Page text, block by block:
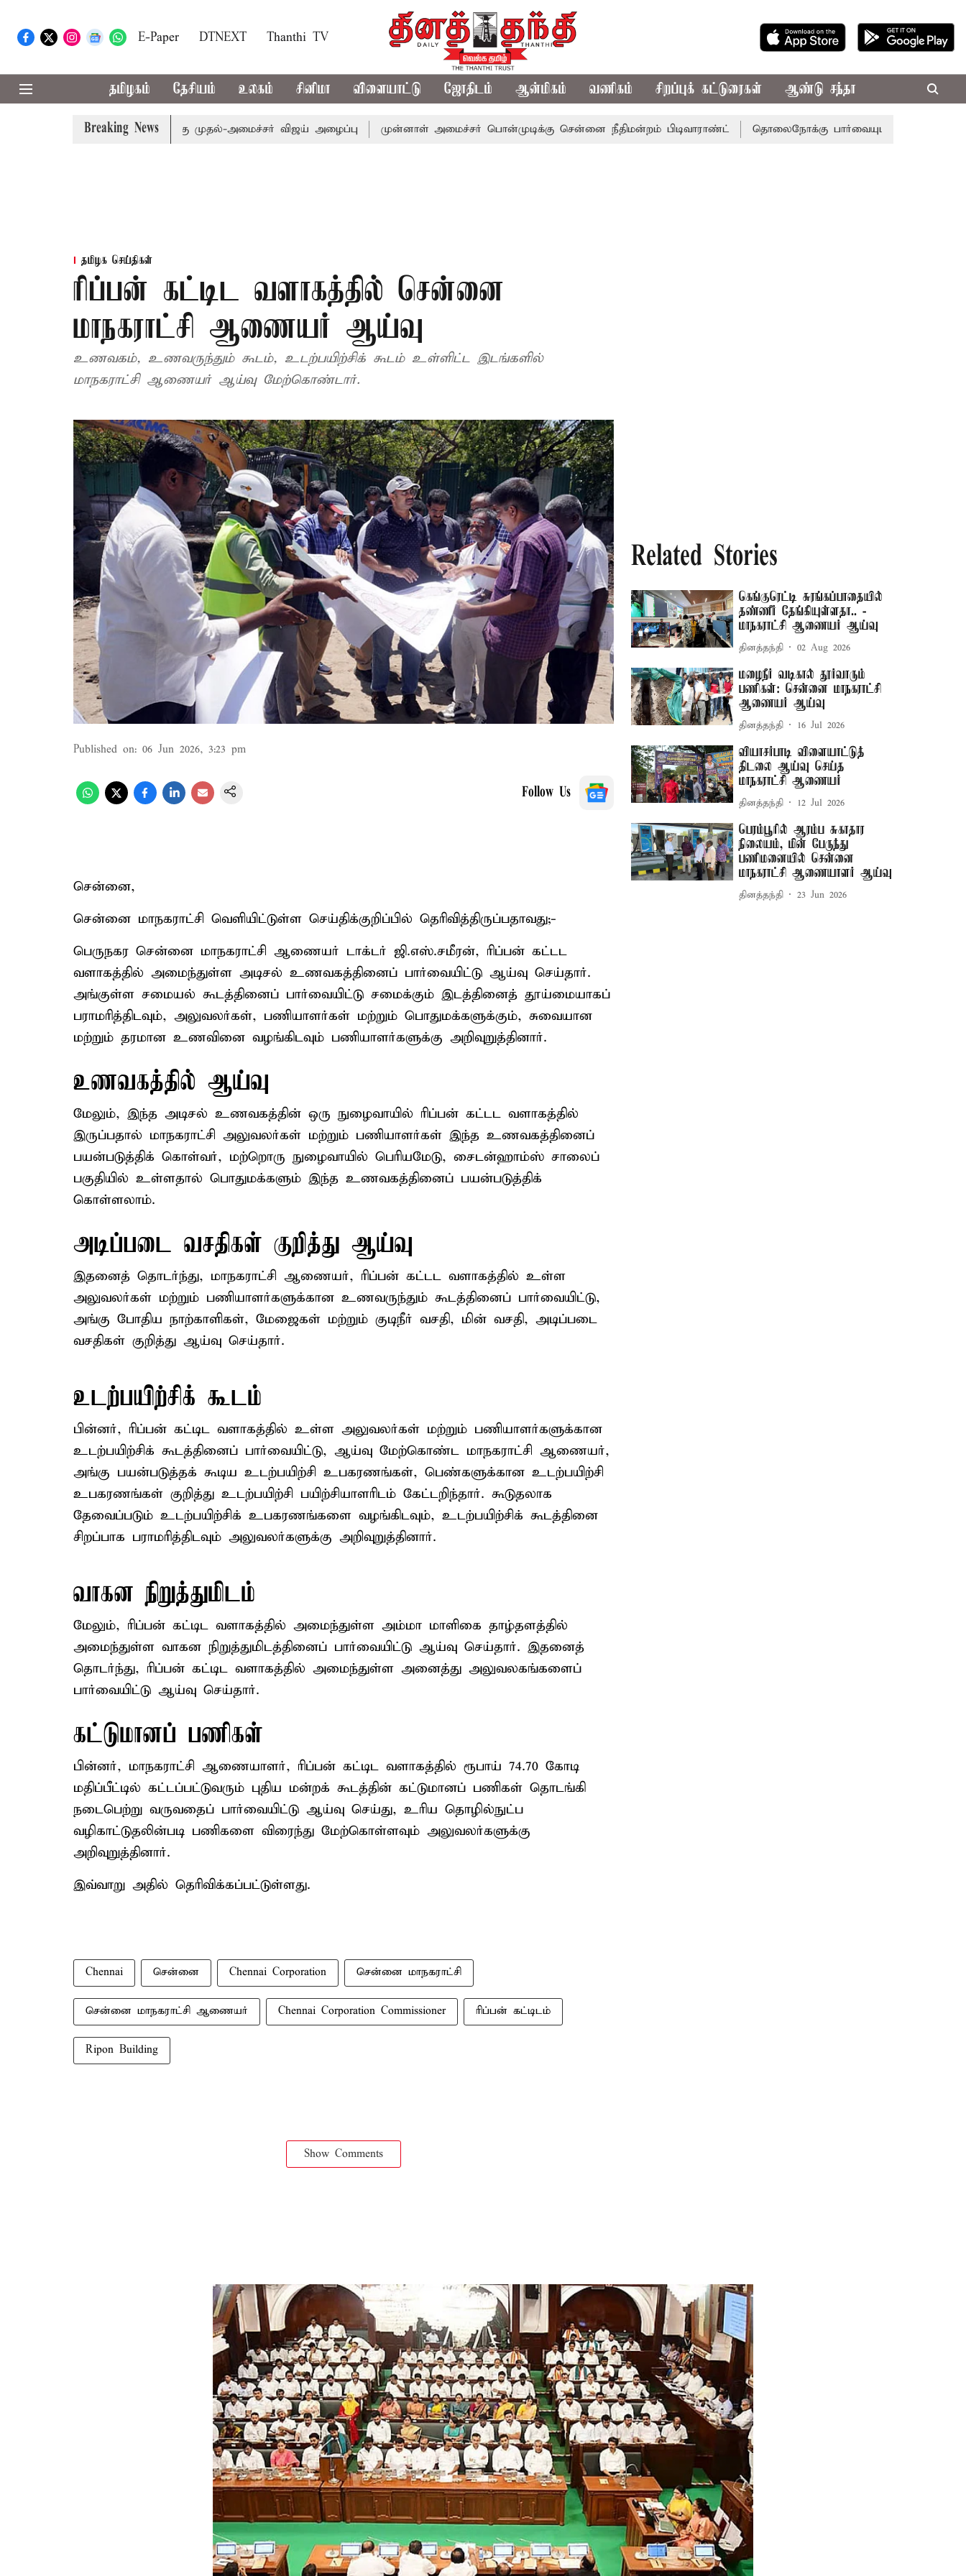
E-Paper DTNEXT Thanthi TV
தமிழகம் தேசியம் உலகம் சினிமா விளையாட்டு ஜோதிடம் ஆன்மிகம் வணிகம் சிறப்புக் கட்டுரைகள் ஆண்டு சந்தா
Breaking News
எம்.பி.க்கள் கூட்டத்துக்கு முதல்-அமைச்சர் விஜய் அழைப்பு முன்னாள் அமைச்சர் பொன்முடிக்கு சென்னை நீதிமன்றம் பிடிவாராண்ட் தொலைநோக்கு பார்வையுடன் கூடிய வேளாண்
தமிழக செய்திகள்
ரிப்பன் கட்டிட வளாகத்தில் சென்னை
மாநகராட்சி ஆணையர் ஆய்வு
உணவகம், உணவருந்தும் கூடம், உடற்பயிற்சிக் கூடம் உள்ளிட்ட இடங்களில்
மாநகராட்சி ஆணையர் ஆய்வு மேற்கொண்டார்.
Published on: 06 Jun 2026, 3:23 pm
Follow Us
சென்னை,
சென்னை மாநகராட்சி வெளியிட்டுள்ள செய்திக்குறிப்பில் தெரிவித்திருப்பதாவது;-
பெருநகர சென்னை மாநகராட்சி ஆணையர் டாக்டர் ஜி.எஸ்.சமீரன், ரிப்பன் கட்டட
வளாகத்தில் அமைந்துள்ள அடிசல் உணவகத்தினைப் பார்வையிட்டு ஆய்வு செய்தார்.
அங்குள்ள சமையல் கூடத்தினைப் பார்வையிட்டு சமைக்கும் இடத்தினைத் தூய்மையாகப்
பராமரித்திடவும், அலுவலர்கள், பணியாளர்கள் மற்றும் பொதுமக்களுக்கும், சுவையான
மற்றும் தரமான உணவினை வழங்கிடவும் பணியாளர்களுக்கு அறிவுறுத்தினார்.
உணவகத்தில் ஆய்வு
மேலும், இந்த அடிசல் உணவகத்தின் ஒரு நுழைவாயில் ரிப்பன் கட்டட வளாகத்தில்
இருப்பதால் மாநகராட்சி அலுவலர்கள் மற்றும் பணியாளர்கள் இந்த உணவகத்தினைப்
பயன்படுத்திக் கொள்வர், மற்றொரு நுழைவாயில் பெரியமேடு, சைடன்ஹாம்ஸ் சாலைப்
பகுதியில் உள்ளதால் பொதுமக்களும் இந்த உணவகத்தினைப் பயன்படுத்திக்
கொள்ளலாம்.
அடிப்படை வசதிகள் குறித்து ஆய்வு
இதனைத் தொடர்ந்து, மாநகராட்சி ஆணையர், ரிப்பன் கட்டட வளாகத்தில் உள்ள
அலுவலர்கள் மற்றும் பணியாளர்களுக்கான உணவருந்தும் கூடத்தினைப் பார்வையிட்டு,
அங்கு போதிய நாற்காளிகள், மேஜைகள் மற்றும் குடிநீர் வசதி, மின் வசதி, அடிப்படை
வசதிகள் குறித்து ஆய்வு செய்தார்.
உடற்பயிற்சிக் கூடம்
பின்னர், ரிப்பன் கட்டிட வளாகத்தில் உள்ள அலுவலர்கள் மற்றும் பணியாளர்களுக்கான
உடற்பயிற்சிக் கூடத்தினைப் பார்வையிட்டு, ஆய்வு மேற்கொண்ட மாநகராட்சி ஆணையர்,
அங்கு பயன்படுத்தக் கூடிய உடற்பயிற்சி உபகரணங்கள், பெண்களுக்கான உடற்பயிற்சி
உபகரணங்கள் குறித்து உடற்பயிற்சி பயிற்சியாளரிடம் கேட்டறிந்தார். கூடுதலாக
தேவைப்படும் உடற்பயிற்சிக் உபகரணங்களை வழங்கிடவும், உடற்பயிற்சிக் கூடத்தினை
சிறப்பாக பராமரித்திடவும் அலுவலர்களுக்கு அறிவுறுத்தினார்.
வாகன நிறுத்துமிடம்
மேலும், ரிப்பன் கட்டிட வளாகத்தில் அமைந்துள்ள அம்மா மாளிகை தாழ்தளத்தில்
அமைந்துள்ள வாகன நிறுத்துமிடத்தினைப் பார்வையிட்டு ஆய்வு செய்தார். இதனைத்
தொடர்ந்து, ரிப்பன் கட்டிட வளாகத்தில் அமைந்துள்ள அனைத்து அலுவலகங்களைப்
பார்வையிட்டு ஆய்வு செய்தார்.
கட்டுமானப் பணிகள்
பின்னர், மாநகராட்சி ஆணையாளர், ரிப்பன் கட்டிட வளாகத்தில் ரூபாய் 74.70 கோடி
மதிப்பீட்டில் கட்டப்பட்டுவரும் புதிய மன்றக் கூடத்தின் கட்டுமானப் பணிகள் தொடங்கி
நடைபெற்று வருவதைப் பார்வையிட்டு ஆய்வு செய்து, உரிய தொழில்நுட்ப
வழிகாட்டுதலின்படி பணிகளை விரைந்து மேற்கொள்ளவும் அலுவலர்களுக்கு
அறிவுறுத்தினார்.
இவ்வாறு அதில் தெரிவிக்கப்பட்டுள்ளது.
Chennai சென்னை Chennai Corporation சென்னை மாநகராட்சி
சென்னை மாநகராட்சி ஆணையர் Chennai Corporation Commissioner ரிப்பன் கட்டிடம்
Ripon Building
Show Comments
Related Stories
கெங்குரெட்டி சுரங்கப்பாதையில்
தண்ணீர் தேங்கியுள்ளதா.. -
மாநகராட்சி ஆணையர் ஆய்வு
தினத்தந்தி 02 Aug 2026
மழைநீர் வடிகால் தூர்வாரும்
பணிகள்: சென்னை மாநகராட்சி
ஆணையர் ஆய்வு
தினத்தந்தி 16 Jul 2026
வியாசர்பாடி விளையாட்டுத்
திடலை ஆய்வு செய்த
மாநகராட்சி ஆணையர்
தினத்தந்தி 12 Jul 2026
பெரம்பூரில் ஆரம்ப சுகாதார
நிலையம், மின் பேருந்து
பணிமனையில் சென்னை
மாநகராட்சி ஆணையாளர் ஆய்வு
தினத்தந்தி 23 Jun 2026